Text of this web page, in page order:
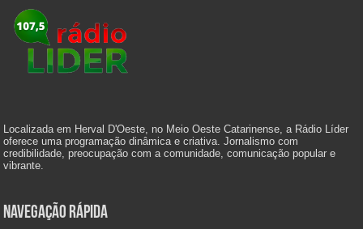
Localizada em Herval D'Oeste, no Meio Oeste Catarinense, a Rádio Líder
oferece uma programação dinâmica e criativa. Jornalismo com
credibilidade, preocupação com a comunidade, comunicação popular e
vibrante.
Navegação Rápida